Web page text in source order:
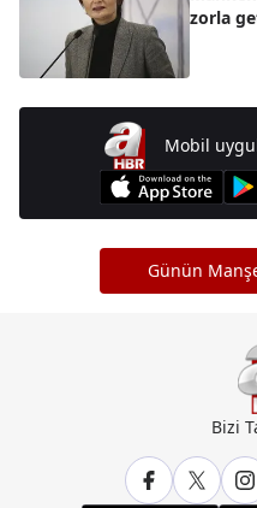
zorla
Mobil
Günün
Bizi